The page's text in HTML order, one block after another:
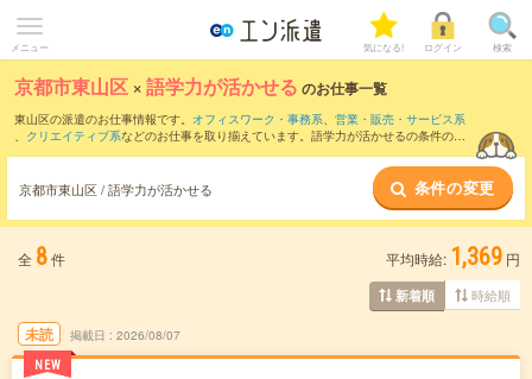
メニュー 気になる! ログイン 検索
京都市東山区 ×語学力が活かせる のお仕事一覧
東山区の派遣のお仕事情報です。 オフィスワーク・事務系、 営業・販売・サービス系
、 クリエイティブ系などのお仕事を取り揃えています。語学力が活かせるの条件の他
京都市東山区 / 語学力が活かせる 条件の変更
全 8件 平均時給: 1,369 円
新着順 時給順
未読
NEW
掲載日 2026/08/07